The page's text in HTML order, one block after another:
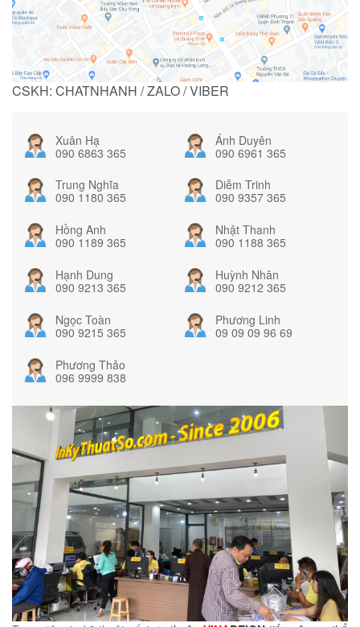
CSKH: CHATNHANH / ZALO / VIBER
Xuân Hạ
090 6863 365
Ánh Duyên
090 6961 365
Trung Nghĩa
090 1180 365
Diễm Trinh
090 9357 365
Hồng Anh
090 1189 365
Nhật Thanh
090 1188 365
Hạnh Dung
090 9213 365
Huỳnh Nhân
090 9212 365
Ngọc Toàn
090 9215 365
Phương Linh
09 09 09 96 69
Phương Thảo
096 9999 838